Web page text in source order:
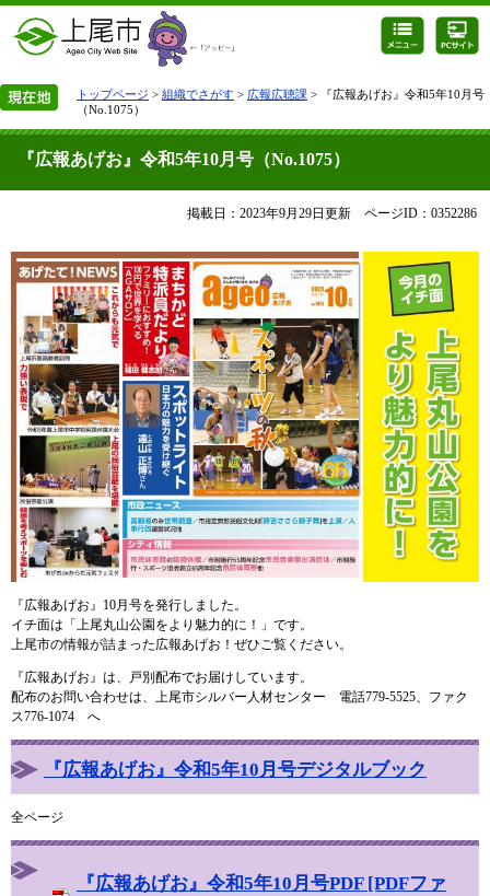
トップページ > 組織でさがす > 広報広聴課 > 『広報あげお』令和5年10月号
（No.1075）
『広報あげお』令和5年10月号（No.1075）
掲載日：2023年9月29日更新 ページID：0352286
『広報あげお』10月号を発行しました。
イチ面は「上尾丸山公園をより魅力的に！」です。
上尾市の情報が詰まった広報あげお！ぜひご覧ください。
『広報あげお』は、戸別配布でお届けしています。
配布のお問い合わせは、上尾市シルバー人材センター 電話779-5525、ファク
ス776-1074 へ
『広報あげお』令和5年10月号デジタルブック
全ページ
『広報あげお』令和5年10月号PDF [PDFファ